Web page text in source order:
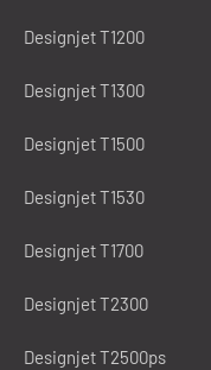
Designjet T1200
Designjet T1300
Designjet T1500
Designjet T1530
Designjet T1700
Designjet T2300
Designjet T2500ps